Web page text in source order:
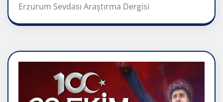
Erzurum Sevdası Araştırma Dergisi